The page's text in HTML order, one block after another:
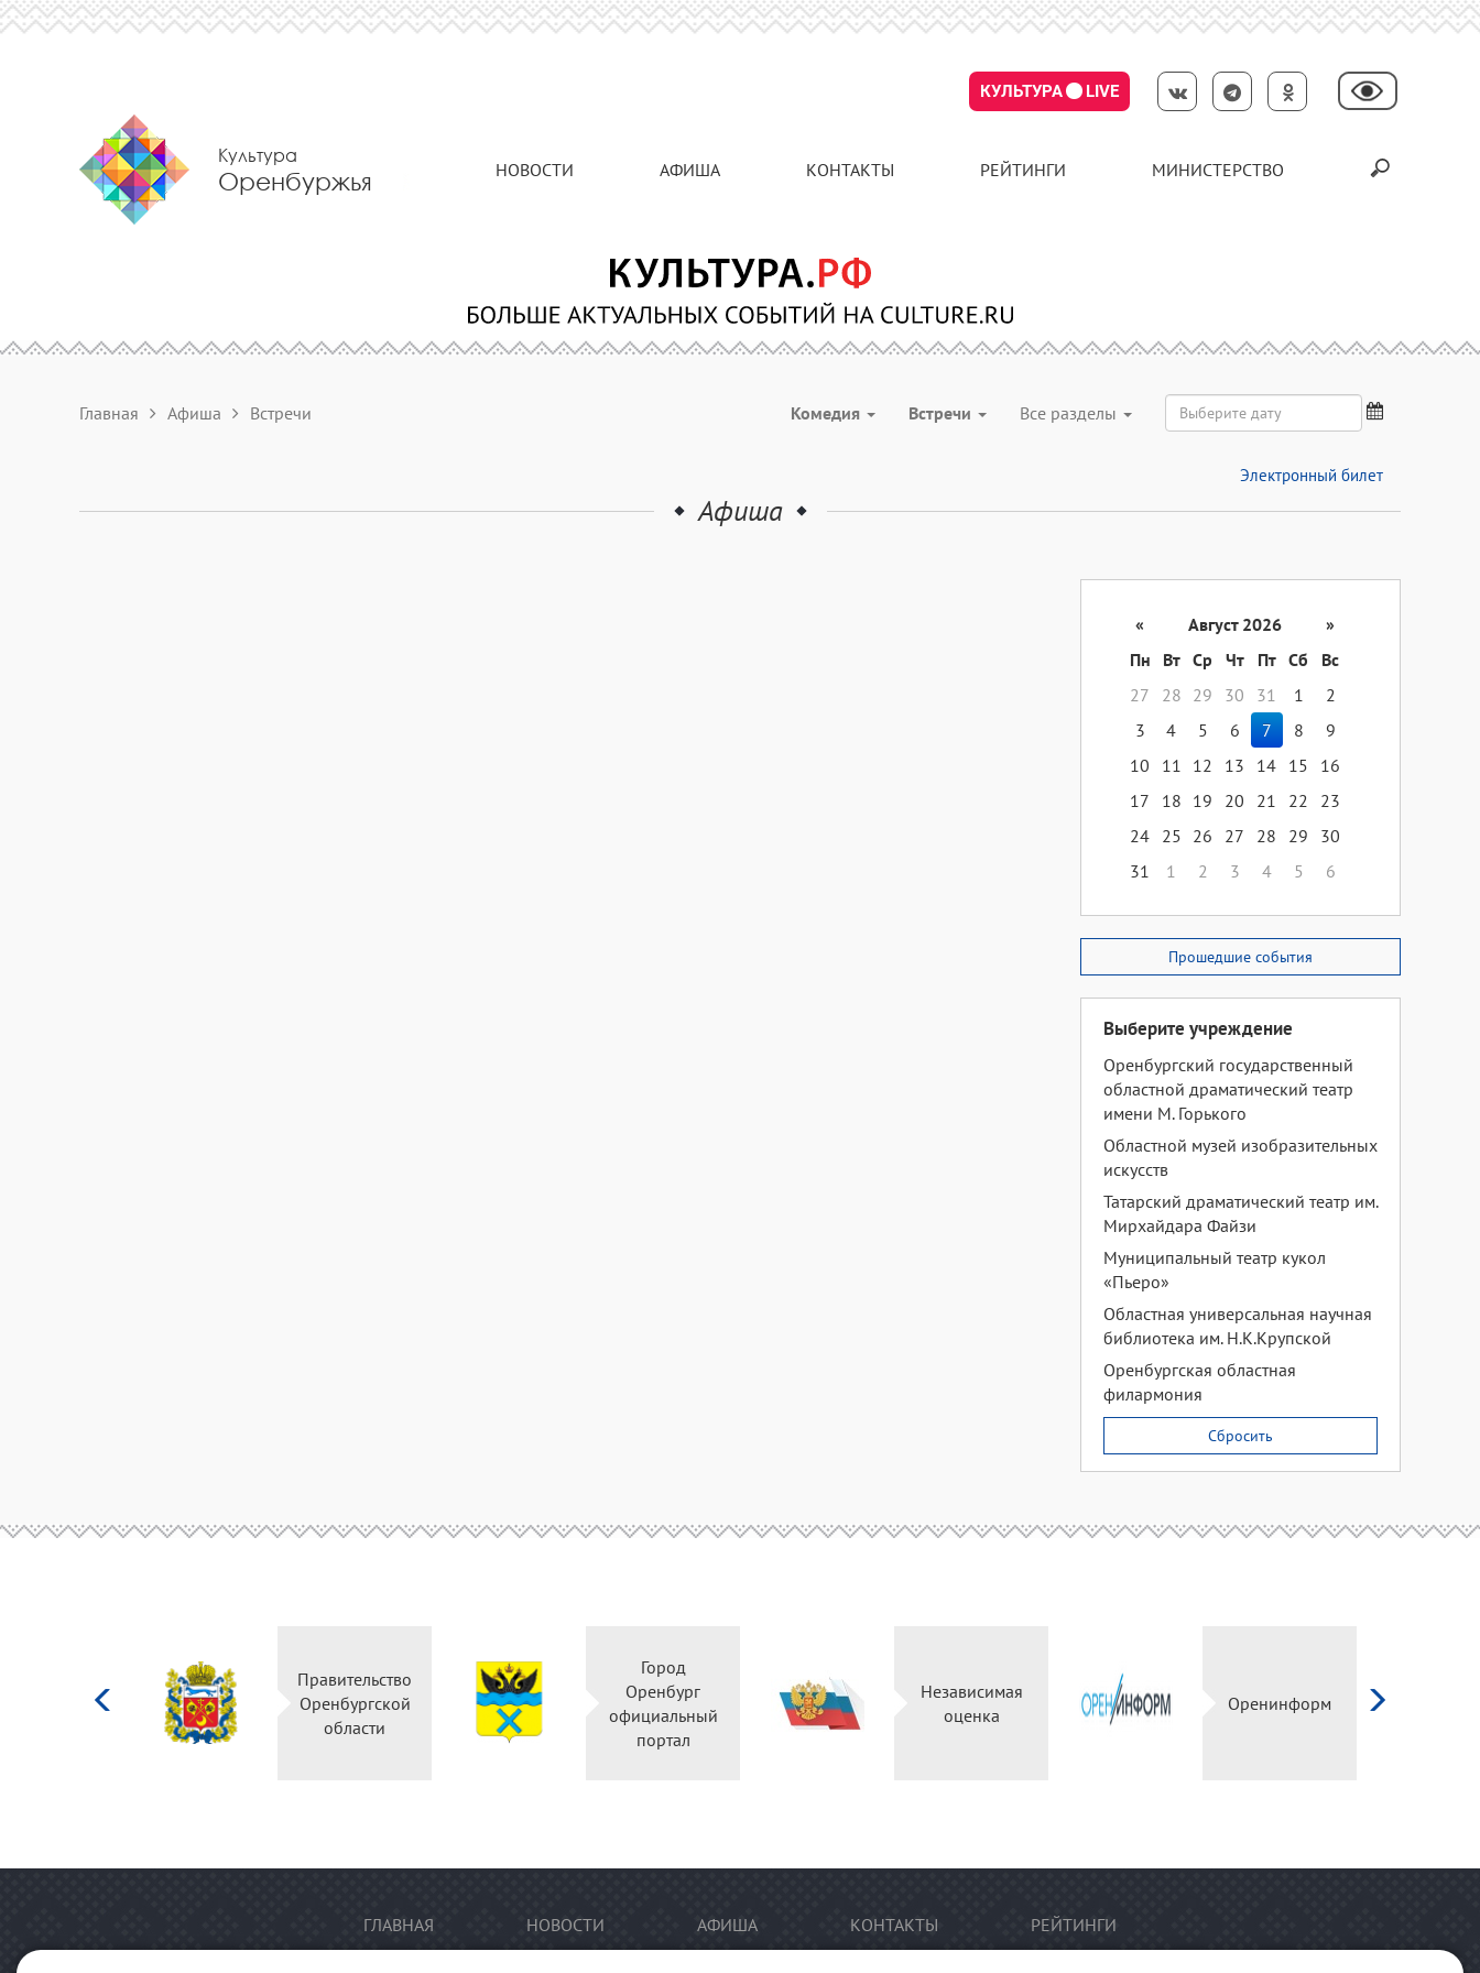
КУЛЬТУРА LIVE
Культура
Оренбуржья НОВОСТИ АФИША КОНТАКТЫ РЕЙТИНГИ МИНИСТЕРСТВО
Главная Афиша Встречи Комедия Встречи Все разделы
Электронный билет
Афиша
« Август 2026
»
Пн
Вт Ср Чт Пт Сб
Вс
27
28 29 30 31 1
2
3
4 5 6 7 8
9
10
11 12 13 14 15
16
17
18 19 20 21 22
23
24 25 26 27 28 29
30
31
1 2 3 4 5 6
Прошедшие события
Выберите учреждение
Оренбургский государственный
областной драматический театр
имени М. Горького
Областной музей изобразительных
искусств
Татарский драматический театр им.
Мирхайдара Файзи
Муниципальный театр кукол
«Пьеро»
Областная универсальная научная
библиотека им. Н.К.Крупской
Оренбургская областная
филармония
Сбросить
Правительство
Оренбургской
области
Город
Оренбург
официальный
портал
Независимая
оценка
Оренинформ
ГЛАВНАЯ НОВОСТИ АФИША КОНТАКТЫ РЕЙТИНГИ